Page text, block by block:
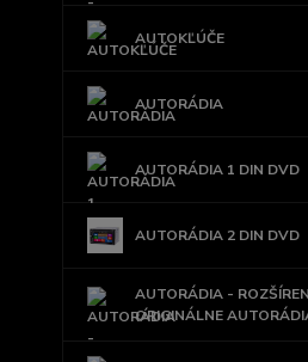
AUTOKĽÚČE
AUTORÁDIA
AUTORÁDIA 1 DIN DVD
AUTORÁDIA 2 DIN DVD
AUTORÁDIA -
ORIGINÁLNE